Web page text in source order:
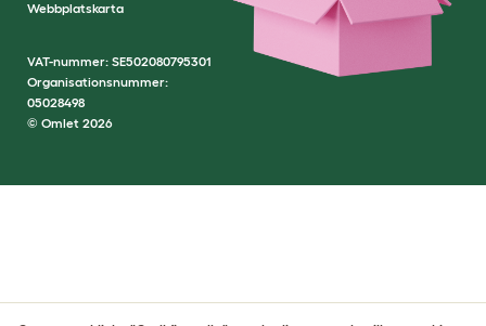
Webbplatskarta
VAT-nummer: SE502080795301
Organisationsnummer:
05028498
© Omlet 2026